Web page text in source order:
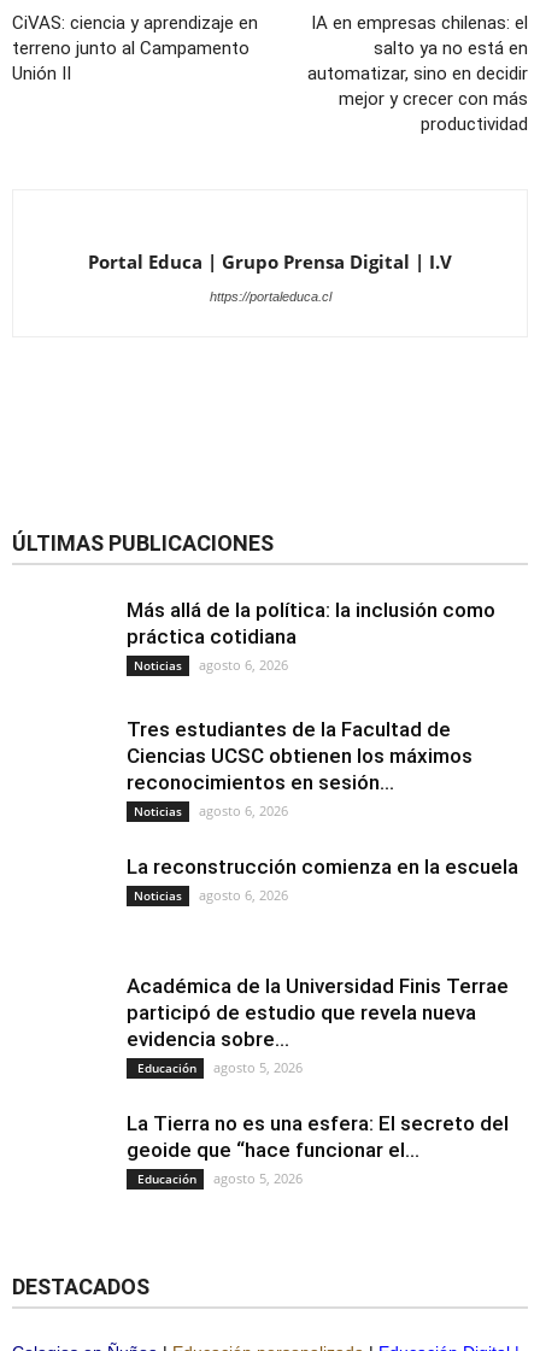
CiVAS: ciencia y aprendizaje en
terreno junto al Campamento
Unión II
IA en empresas chilenas: el
salto ya no está en
automatizar, sino en decidir
mejor y crecer con más
productividad
Portal Educa | Grupo Prensa Digital | I.V
https://portaleduca.cl
ÚLTIMAS PUBLICACIONES
Más allá de la política: la inclusión como
práctica cotidiana
Noticias agosto 6, 2026
Tres estudiantes de la Facultad de
Ciencias UCSC obtienen los máximos
reconocimientos en sesión...
Noticias agosto 6, 2026
La reconstrucción comienza en la escuela
Noticias agosto 6, 2026
Académica de la Universidad Finis Terrae
participó de estudio que revela nueva
evidencia sobre...
Educación agosto 5, 2026
La Tierra no es una esfera: El secreto del
geoide que “hace funcionar el...
Educación agosto 5, 2026
DESTACADOS